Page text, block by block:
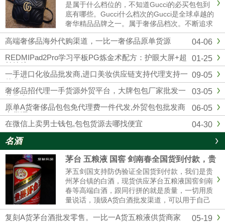
是属于什么档位的，不知道Gucci的必买包包到
底有哪些。Gucci什么档次的Gucci是全球卓越的
奢华精品品牌之一。属于奢侈品档次。不断追求
革新与卓越，以独有的现代视野重新演绎与影响
时尚演进。古驰在创作总监亚力山卓·米开理全
新视角的引......
04-06
高端奢侈品海外代购渠道，一比一奢侈品原单货源
01-25
REDMIPad2Pro学习平板PG炼金术配方：护眼大屏+超
长续航
09-05
一手进口化妆品批发商,进口美妆供应链支持代理支持一
件代发
03-05
奢侈品招代理一手货源外贸平台，大牌包包厂家批发一
件代发
06-05
原单A货奢侈品包包免代理费一件代发,外贸包包批发商
家货源
04-30
在微信上卖男士钱包,包包货源去哪找便宜
名酒
茅台 五粮液 国窖 剑南春全国货到付款，贵
州茅台全系列厂家批发
茅五剑国支持防伪验证全国货到付款，我们是贵
州茅台镇的白酒，现货供应茅台五粮液国窖剑南
春等高端白酒，跟同行拼的就是质量，一切用质
量说话，顶级A货白酒批发渠道，可以用于自己
收藏，可以用来送礼，可以用于请客宴请，可以
用于自饮，可以用来转卖，欢迎实体店和电商带
05-19
复刻A货茅台酒批发零售。一比一A货五粮液供货商家